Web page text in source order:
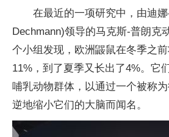
在最近的一项研究中，由迪
Dechmann)领导的马克斯-普朗克
个小组发现，欧洲鼹鼠在冬季之
11%，到了夏季又长出了4%。它
哺乳动物群体，以通过一个被称
逆地缩小它们的大脑而闻名。